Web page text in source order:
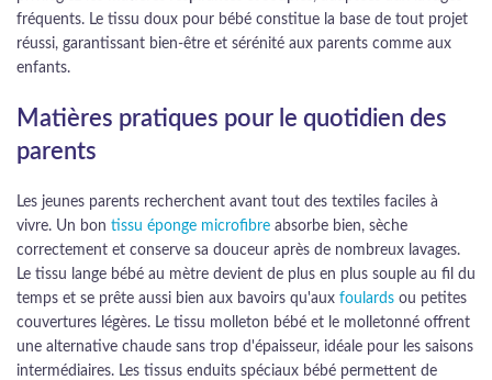
fréquents. Le tissu doux pour bébé constitue la base de tout projet
réussi, garantissant bien-être et sérénité aux parents comme aux
enfants.
Matières pratiques pour le quotidien des
parents
Les jeunes parents recherchent avant tout des textiles faciles à
vivre. Un bon tissu éponge microfibre absorbe bien, sèche
correctement et conserve sa douceur après de nombreux lavages.
Le tissu lange bébé au mètre devient de plus en plus souple au fil du
temps et se prête aussi bien aux bavoirs qu'aux foulards ou petites
couvertures légères. Le tissu molleton bébé et le molletonné offrent
une alternative chaude sans trop d'épaisseur, idéale pour les saisons
intermédiaires. Les tissus enduits spéciaux bébé permettent de